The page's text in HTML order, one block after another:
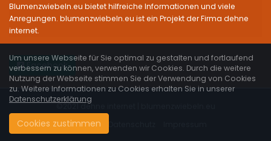
Blumenzwiebeln.eu bietet hilfreiche Informationen und viele
Anregungen. blumenzwiebeln.eu ist ein Projekt der Firma dehne
internet.
Facebook
©2021 dehne internet |
Startseite
Um unsere Webseite für Sie optimal zu gestalten und fortlaufend
verbessern zu können, verwenden wir Cookies. Durch die weitere
Nutzung der Webseite stimmen Sie der Verwendung von Cookies
zu. Weitere Informationen zu Cookies erhalten Sie in unserer
Datenschutzerklärung
Cookies zustimmen